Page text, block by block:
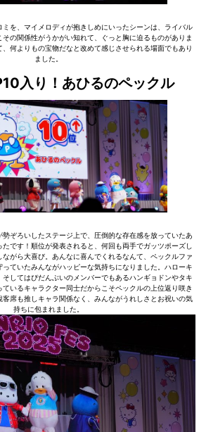
を、マイメロディが抱きしめにいったシーンは、ライバル
の関係性がうかがい知れて、ぐっと胸に迫るものがありま
何よりもの宝物だなと改めて感じさせられる場面でもあり
ました。
入り！あひるのペックル
勢ぞろいしたステージ上で、圧倒的な存在感を放っていたあ
です！順位が発表されると、何回も両手でガッツポーズし
がら大喜び。あんなに喜んでくれるなんて、ペックルファ
ていたみんながハッピーな気持ちになりました。ハローキ
してはぴだんぶいのメンバーでもあるハンギョドンやタキ
いるキャラクター同士だからこそペックルの上位返り咲き
席も推しキャラ関係なく、みんながうれしさとお祝いの気
持ちに包まれました。